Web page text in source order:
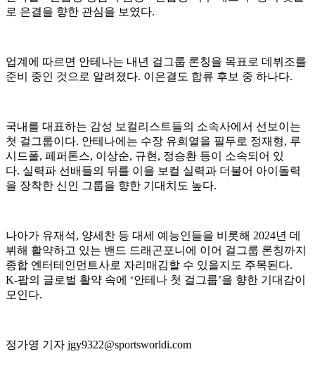
로 은결을 향한 관심을 보였다.
업계에 따르면 안테나는 내년 걸그룹 론칭을 목표로 데뷔조를
준비 중인 것으로 알려졌다. 이은결도 합류 후보 중 하나다.
국내를 대표하는 감성 보컬리스트들의 소속사에서 선보이는
첫 걸그룹이다. 안테나에는 수장 유희열을 필두로 정재형, 루
시드폴, 페퍼톤스, 이상순, 규현, 정승환 등이 소속되어 있
다. 실력파 선배들의 뒤를 이을 보컬 실력과 더불어 아이돌력
을 장착한 신인 그룹을 향한 기대치도 높다.
나아가 유재석, 양세찬 등 대세 예능인들을 비롯해 2024년 데
뷔해 활약하고 있는 밴드 드래곤포니에 이어 걸그룹 론칭까지
종합 엔터테인먼트사로 자리매김할 수 있을지도 주목된다.
K-팝의 글로벌 활약 속에 ‘안테나 첫 걸그룹’을 향한 기대감이
모인다.
정가영 기자 jgy9322@sportsworldi.com